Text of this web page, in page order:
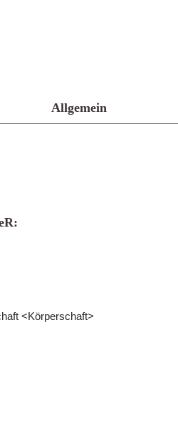
Allgemein
<Körperschaft>